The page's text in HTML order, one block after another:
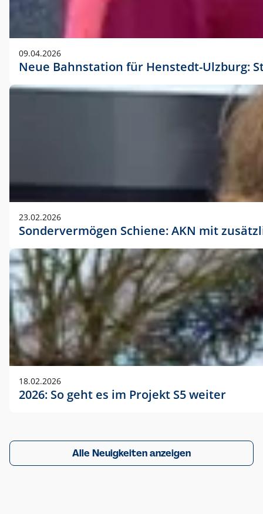
09.04.2026
Neue Bahnstation für Henstedt-Ulzburg:
23.02.2026
Sondervermögen Schiene: AKN mit
18.02.2026
2026: So geht es im Projekt S5 weiter
Alle Neuigkeiten anzeigen